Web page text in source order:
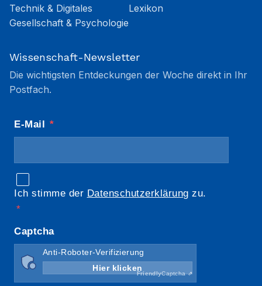
Technik & Digitales
Gesellschaft & Psychologie
Lexikon
Wissenschaft-Newsletter
Die wichtigsten Entdeckungen der Woche direkt in Ihr
Postfach.